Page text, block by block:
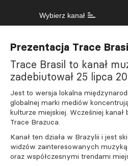
Wybierz kanał
Prezentacja Trace
Trace Brasil to kanał
zadebiutował 25 lipca
Jest to wersja lokalna
globalnej marki mediów
kulturze miejskiej. Wcześniej kanał
Trace Brazuca.
Kanał ten działa w Brazylii i jest
widzów zainteresowanych
oraz współczesnymi trendami